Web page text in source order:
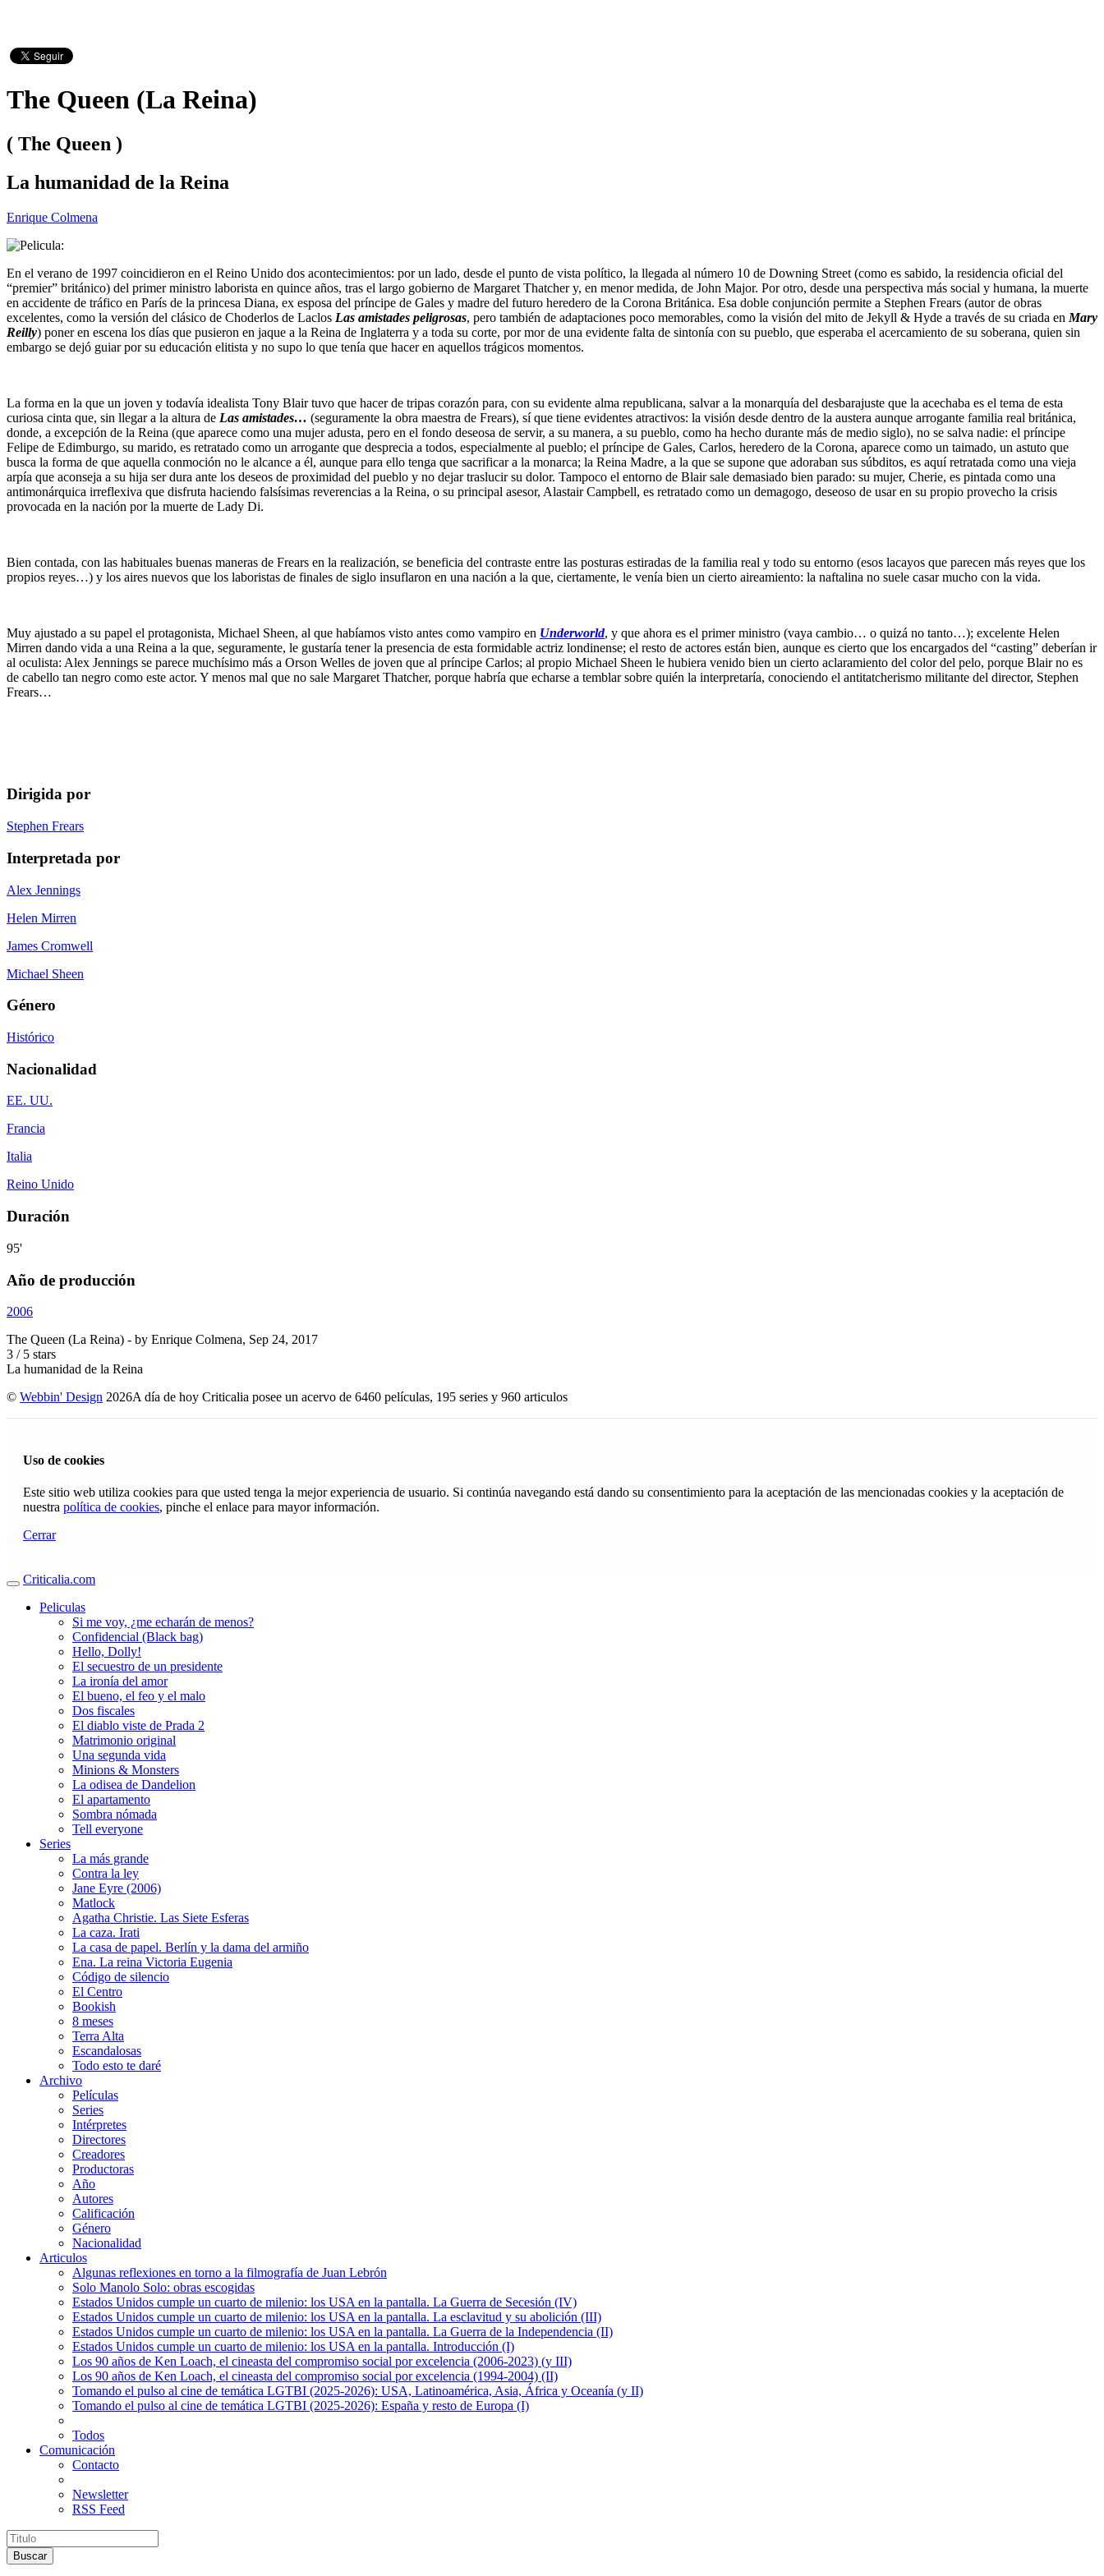
The Queen (La Reina)
( The Queen )
La humanidad de la Reina
Enrique Colmena
En el verano de 1997 coincidieron en el Reino Unido dos acontecimientos: por un lado, desde el punto de vista político, la llegada al número 10 de Downing Street (como es sabido, la residencia oficial del
“premier” británico) del primer ministro laborista en quince años, tras el largo gobierno de Margaret Thatcher y, en menor medida, de John Major. Por otro, desde una perspectiva más social y humana, la muerte
en accidente de tráfico en París de la princesa Diana, ex esposa del príncipe de Gales y madre del futuro heredero de la Corona Británica. Esa doble conjunción permite a Stephen Frears (autor de obras
excelentes, como la versión del clásico de Choderlos de Laclos Las amistades peligrosas, pero también de adaptaciones poco memorables, como la visión del mito de Jekyll & Hyde a través de su criada en Mary
Reilly) poner en escena los días que pusieron en jaque a la Reina de Inglaterra y a toda su corte, por mor de una evidente falta de sintonía con su pueblo, que esperaba el acercamiento de su soberana, quien sin
embargo se dejó guiar por su educación elitista y no supo lo que tenía que hacer en aquellos trágicos momentos.
La forma en la que un joven y todavía idealista Tony Blair tuvo que hacer de tripas corazón para, con su evidente alma republicana, salvar a la monarquía del desbarajuste que la acechaba es el tema de esta
curiosa cinta que, sin llegar a la altura de Las amistades… (seguramente la obra maestra de Frears), sí que tiene evidentes atractivos: la visión desde dentro de la austera aunque arrogante familia real británica,
donde, a excepción de la Reina (que aparece como una mujer adusta, pero en el fondo deseosa de servir, a su manera, a su pueblo, como ha hecho durante más de medio siglo), no se salva nadie: el príncipe
Felipe de Edimburgo, su marido, es retratado como un arrogante que desprecia a todos, especialmente al pueblo; el príncipe de Gales, Carlos, heredero de la Corona, aparece como un taimado, un astuto que
busca la forma de que aquella conmoción no le alcance a él, aunque para ello tenga que sacrificar a la monarca; la Reina Madre, a la que se supone que adoraban sus súbditos, es aquí retratada como una vieja
arpía que aconseja a su hija ser dura ante los deseos de proximidad del pueblo y no dejar traslucir su dolor. Tampoco el entorno de Blair sale demasiado bien parado: su mujer, Cherie, es pintada como una
antimonárquica irreflexiva que disfruta haciendo falsísimas reverencias a la Reina, o su principal asesor, Alastair Campbell, es retratado como un demagogo, deseoso de usar en su propio provecho la crisis
provocada en la nación por la muerte de Lady Di.
Bien contada, con las habituales buenas maneras de Frears en la realización, se beneficia del contraste entre las posturas estiradas de la familia real y todo su entorno (esos lacayos que parecen más reyes que los
propios reyes…) y los aires nuevos que los laboristas de finales de siglo insuflaron en una nación a la que, ciertamente, le venía bien un cierto aireamiento: la naftalina no suele casar mucho con la vida.
Muy ajustado a su papel el protagonista, Michael Sheen, al que habíamos visto antes como vampiro en Underworld, y que ahora es el primer ministro (vaya cambio… o quizá no tanto…); excelente Helen
Mirren dando vida a una Reina a la que, seguramente, le gustaría tener la presencia de esta formidable actriz londinense; el resto de actores están bien, aunque es cierto que los encargados del “casting” deberían ir
al oculista: Alex Jennings se parece muchísimo más a Orson Welles de joven que al príncipe Carlos; al propio Michael Sheen le hubiera venido bien un cierto aclaramiento del color del pelo, porque Blair no es
de cabello tan negro como este actor. Y menos mal que no sale Margaret Thatcher, porque habría que echarse a temblar sobre quién la interpretaría, conociendo el antitatcherismo militante del director, Stephen
Frears…
Dirigida por
Stephen Frears
Interpretada por
Alex Jennings
Helen Mirren
James Cromwell
Michael Sheen
Género
Histórico
Nacionalidad
EE. UU.
Francia
Italia
Reino Unido
Duración
95'
Año de producción
2006
The Queen (La Reina) - by Enrique Colmena, Sep 24, 2017
3 / 5 stars
La humanidad de la Reina
© Webbin' Design 2026A día de hoy Criticalia posee un acervo de 6460 películas, 195 series y 960 articulos
Uso de cookies
Este sitio web utiliza cookies para que usted tenga la mejor experiencia de usuario. Si continúa navegando está dando su consentimiento para la aceptación de las mencionadas cookies y la aceptación de
nuestra política de cookies, pinche el enlace para mayor información.
Cerrar
Criticalia.com
Peliculas
Si me voy, ¿me echarán de menos?
Confidencial (Black bag)
Hello, Dolly!
El secuestro de un presidente
La ironía del amor
El bueno, el feo y el malo
Dos fiscales
El diablo viste de Prada 2
Matrimonio original
Una segunda vida
Minions & Monsters
La odisea de Dandelion
El apartamento
Sombra nómada
Tell everyone
Series
La más grande
Contra la ley
Jane Eyre (2006)
Matlock
Agatha Christie. Las Siete Esferas
La caza. Irati
La casa de papel. Berlín y la dama del armiño
Ena. La reina Victoria Eugenia
Código de silencio
El Centro
Bookish
8 meses
Terra Alta
Escandalosas
Todo esto te daré
Archivo
Películas
Series
Intérpretes
Directores
Creadores
Productoras
Año
Autores
Calificación
Género
Nacionalidad
Articulos
Algunas reflexiones en torno a la filmografía de Juan Lebrón
Solo Manolo Solo: obras escogidas
Estados Unidos cumple un cuarto de milenio: los USA en la pantalla. La Guerra de Secesión (IV)
Estados Unidos cumple un cuarto de milenio: los USA en la pantalla. La esclavitud y su abolición (III)
Estados Unidos cumple un cuarto de milenio: los USA en la pantalla. La Guerra de la Independencia (II)
Estados Unidos cumple un cuarto de milenio: los USA en la pantalla. Introducción (I)
Los 90 años de Ken Loach, el cineasta del compromiso social por excelencia (2006-2023) (y III)
Los 90 años de Ken Loach, el cineasta del compromiso social por excelencia (1994-2004) (II)
Tomando el pulso al cine de temática LGTBI (2025-2026): USA, Latinoamérica, Asia, África y Oceanía (y II)
Tomando el pulso al cine de temática LGTBI (2025-2026): España y resto de Europa (I)
Todos
Comunicación
Contacto
Newsletter
RSS Feed
Buscar